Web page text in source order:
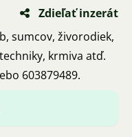
Zdieľať inzerát
sumcov, živorodiek,
krmiva atď.
603879489.